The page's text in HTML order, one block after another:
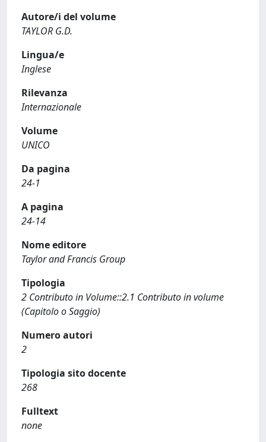
Autore/i del volume
TAYLOR G.D.
Lingua/e
Inglese
Rilevanza
Internazionale
Volume
UNICO
Da pagina
24-1
A pagina
24-14
Nome editore
Taylor and Francis Group
Tipologia
2 Contributo in Volume::2.1 Contributo in volume
(Capitolo o Saggio)
Numero autori
2
Tipologia sito docente
268
Fulltext
none